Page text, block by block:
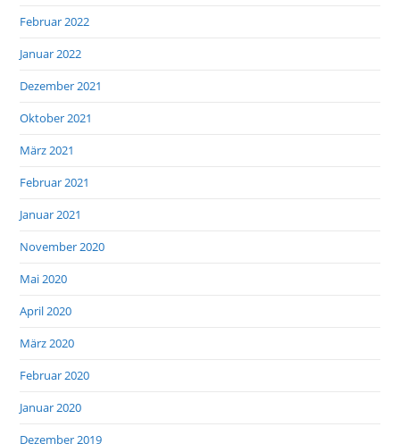
Februar 2022
Januar 2022
Dezember 2021
Oktober 2021
März 2021
Februar 2021
Januar 2021
November 2020
Mai 2020
April 2020
März 2020
Februar 2020
Januar 2020
Dezember 2019